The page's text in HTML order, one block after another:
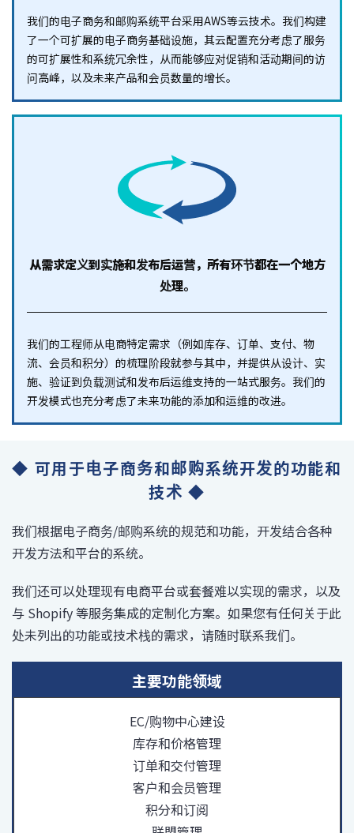
我们的电子商务和邮购系统平台采用AWS等云技术。我们构建
了一个可扩展的电子商务基础设施，其云配置充分考虑了服务
的可扩展性和系统冗余性，从而能够应对促销和活动期间的访
问高峰，以及未来产品和会员数量的增长。
从需求定义到实施和发布后运营，所有环节都在一个地方
处理。
我们的工程师从电商特定需求（例如库存、订单、支付、物
流、会员和积分）的梳理阶段就参与其中，并提供从设计、实
施、验证到负载测试和发布后运维支持的一站式服务。我们的
开发模式也充分考虑了未来功能的添加和运维的改进。
◆ 可用于电子商务和邮购系统开发的功能和
技术 ◆
我们根据电子商务/邮购系统的规范和功能，开发结合各种
开发方法和平台的系统。
我们还可以处理现有电商平台或套餐难以实现的需求，以及
与 Shopify 等服务集成的定制化方案。如果您有任何关于此
处未列出的功能或技术栈的需求，请随时联系我们。
主要功能领域
EC/购物中心建设
库存和价格管理
订单和交付管理
客户和会员管理
积分和订阅